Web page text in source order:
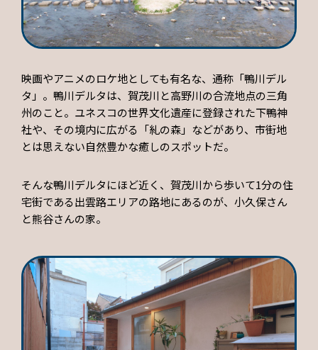
映画やアニメのロケ地としても有名な、通称「鴨川デル
タ」。鴨川デルタは、賀茂川と高野川の合流地点の三角
州のこと。ユネスコの世界文化遺産に登録された下鴨神
社や、その境内に広がる「糺の森」などがあり、市街地
とは思えない自然豊かな癒しのスポットだ。
そんな鴨川デルタにほど近く、賀茂川から歩いて1分の住
宅街である出雲路エリアの路地にあるのが、小久保さん
と熊谷さんの家。